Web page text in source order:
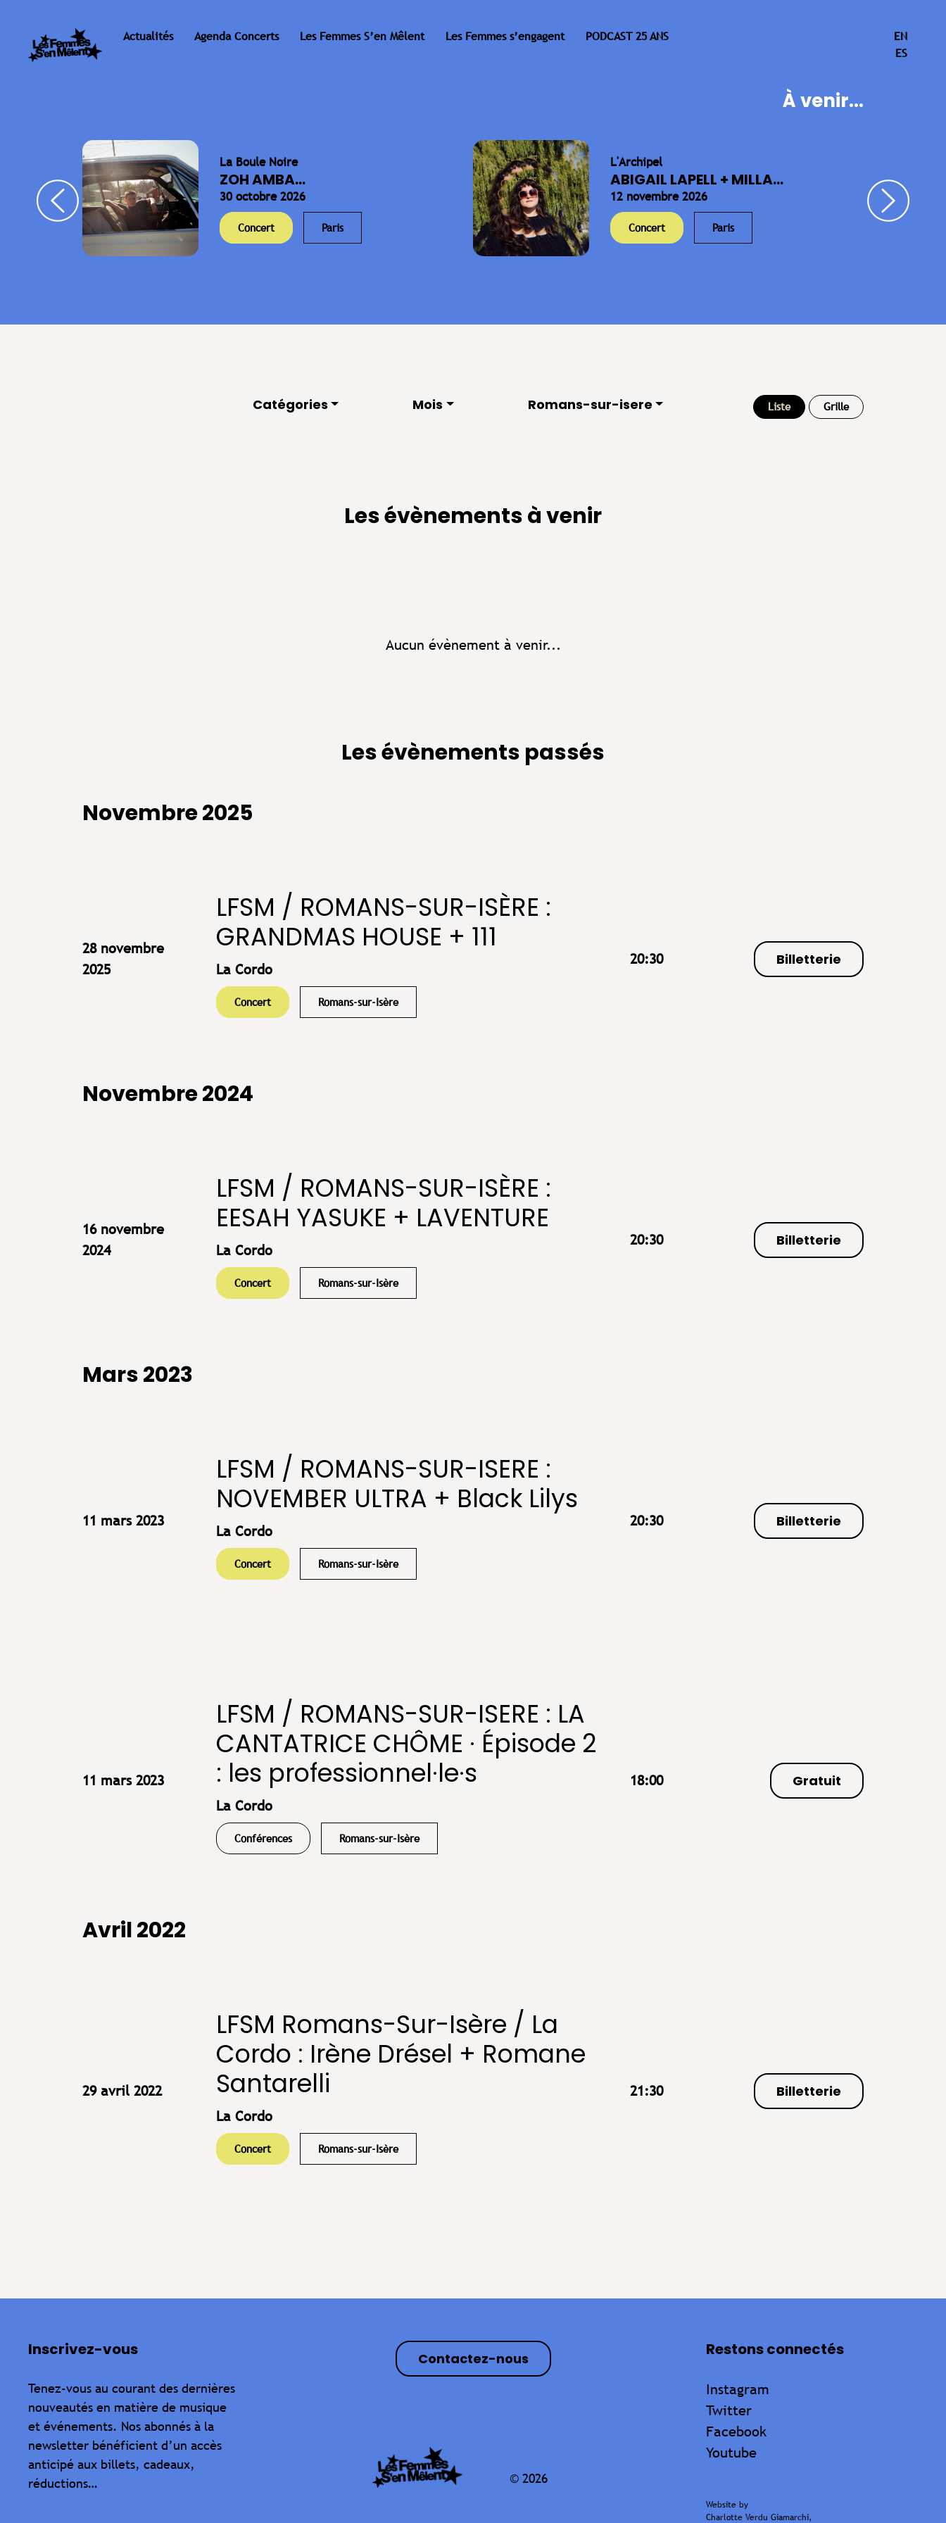
Actualités Agenda Concerts Les Femmes S’en Mêlent Les Femmes s’engagent PODCAST 25 ANS
EN
ES
À venir...
La Boule Noire
ZOH AMBA...
30 octobre 2026
Concert Paris
L'Archipel
ABIGAIL LAPELL + MILLA...
12 novembre 2026
Concert Paris
Catégories Mois Romans-sur-isere Liste Grille
Les évènements à venir
Aucun évènement à venir...
Les évènements passés
Novembre 2025
28 novembre
2025
LFSM / ROMANS-SUR-ISÈRE :
GRANDMAS HOUSE + 111
La Cordo
Concert Romans-sur-Isère
20:30 Billetterie
Novembre 2024
16 novembre
2024
LFSM / ROMANS-SUR-ISÈRE :
EESAH YASUKE + LAVENTURE
La Cordo
Concert Romans-sur-Isère
20:30 Billetterie
Mars 2023
11 mars 2023
LFSM / ROMANS-SUR-ISERE :
NOVEMBER ULTRA + Black Lilys
La Cordo
Concert Romans-sur-Isère
20:30 Billetterie
11 mars 2023
LFSM / ROMANS-SUR-ISERE : LA
CANTATRICE CHÔME · Épisode 2
: les professionnel·le·s
La Cordo
Conférences Romans-sur-Isère
18:00 Gratuit
Avril 2022
29 avril 2022
LFSM Romans-Sur-Isère / La
Cordo : Irène Drésel + Romane
Santarelli
La Cordo
Concert Romans-sur-Isère
21:30 Billetterie
Inscrivez-vous
Tenez-vous au courant des dernières
nouveautés en matière de musique
et événements. Nos abonnés à la
newsletter bénéficient d’un accès
anticipé aux billets, cadeaux,
réductions…
Contactez-nous
© 2026
Restons connectés
Instagram
Twitter
Facebook
Youtube
Website by
Charlotte Verdu Giamarchi,